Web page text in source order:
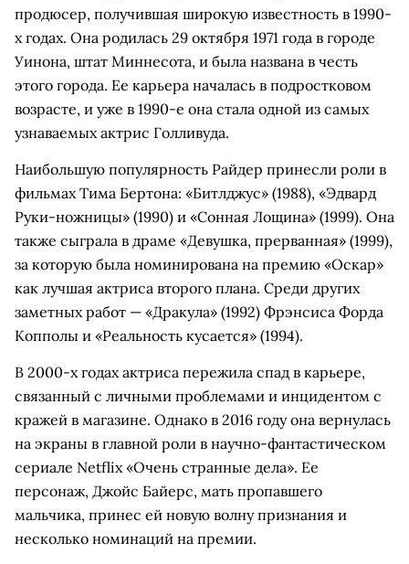
продюсер, получившая широкую известность в 1990-
х годах. Она родилась 29 октября 1971 года в городе
Уинона, штат Миннесота, и была названа в честь
этого города. Ее карьера началась в подростковом
возрасте, и уже в 1990-е она стала одной из самых
узнаваемых актрис Голливуда.
Наибольшую популярность Райдер принесли роли в
фильмах Тима Бертона: «Битлджус» (1988), «Эдвард
Руки-ножницы» (1990) и «Сонная Лощина» (1999). Она
также сыграла в драме «Девушка, прерванная» (1999),
за которую была номинирована на премию «Оскар»
как лучшая актриса второго плана. Среди других
заметных работ — «Дракула» (1992) Фрэнсиса Форда
Копполы и «Реальность кусается» (1994).
В 2000-х годах актриса пережила спад в карьере,
связанный с личными проблемами и инцидентом с
кражей в магазине. Однако в 2016 году она вернулась
на экраны в главной роли в научно-фантастическом
сериале Netflix «Очень странные дела». Ее
персонаж, Джойс Байерс, мать пропавшего
мальчика, принес ей новую волну признания и
несколько номинаций на премии.